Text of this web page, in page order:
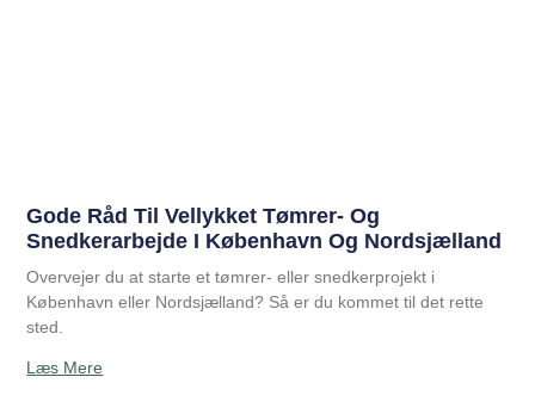
Gode Råd Til Vellykket Tømrer- Og
Snedkerarbejde I København Og Nordsjælland
Overvejer du at starte et tømrer- eller snedkerprojekt i
København eller Nordsjælland? Så er du kommet til det rette
sted.
Læs Mere